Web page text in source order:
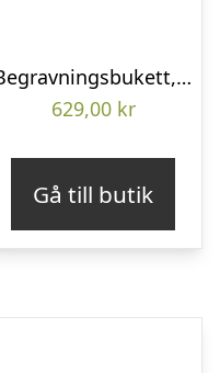
Begravningsbukett, Omtanke
629,00 kr
Gå till butik